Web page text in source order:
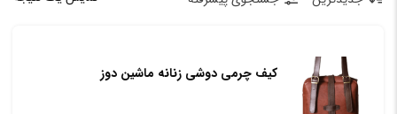
کیف چرمی دوشی زنانه ماشین دوز